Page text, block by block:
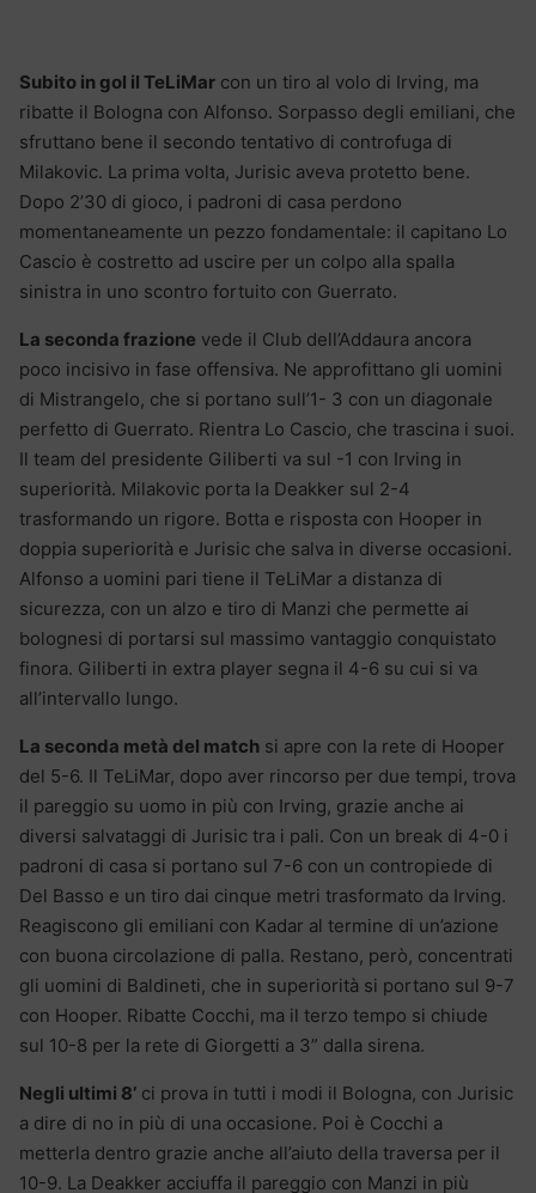
Subito in gol il TeLiMar con un tiro al volo di Irving, ma
ribatte il Bologna con Alfonso. Sorpasso degli emiliani, che
sfruttano bene il secondo tentativo di controfuga di
Milakovic. La prima volta, Jurisic aveva protetto bene.
Dopo 2’30 di gioco, i padroni di casa perdono
momentaneamente un pezzo fondamentale: il capitano Lo
Cascio è costretto ad uscire per un colpo alla spalla
sinistra in uno scontro fortuito con Guerrato.
La seconda frazione vede il Club dell’Addaura ancora
poco incisivo in fase offensiva. Ne approfittano gli uomini
di Mistrangelo, che si portano sull’1- 3 con un diagonale
perfetto di Guerrato. Rientra Lo Cascio, che trascina i suoi.
Il team del presidente Giliberti va sul -1 con Irving in
superiorità. Milakovic porta la Deakker sul 2-4
trasformando un rigore. Botta e risposta con Hooper in
doppia superiorità e Jurisic che salva in diverse occasioni.
Alfonso a uomini pari tiene il TeLiMar a distanza di
sicurezza, con un alzo e tiro di Manzi che permette ai
bolognesi di portarsi sul massimo vantaggio conquistato
finora. Giliberti in extra player segna il 4-6 su cui si va
all’intervallo lungo.
La seconda metà del match si apre con la rete di Hooper
del 5-6. Il TeLiMar, dopo aver rincorso per due tempi, trova
il pareggio su uomo in più con Irving, grazie anche ai
diversi salvataggi di Jurisic tra i pali. Con un break di 4-0 i
padroni di casa si portano sul 7-6 con un contropiede di
Del Basso e un tiro dai cinque metri trasformato da Irving.
Reagiscono gli emiliani con Kadar al termine di un’azione
con buona circolazione di palla. Restano, però, concentrati
gli uomini di Baldineti, che in superiorità si portano sul 9-7
con Hooper. Ribatte Cocchi, ma il terzo tempo si chiude
sul 10-8 per la rete di Giorgetti a 3” dalla sirena.
Negli ultimi 8’ ci prova in tutti i modi il Bologna, con Jurisic
a dire di no in più di una occasione. Poi è Cocchi a
metterla dentro grazie anche all’aiuto della traversa per il
10-9. La Deakker acciuffa il pareggio con Manzi in più